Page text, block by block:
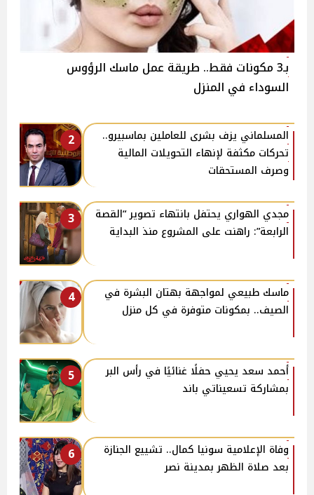
بـ3 مكونات فقط.. طريقة عمل ماسك الرؤوس
السوداء في المنزل
2
المسلماني يزف بشرى للعاملين بماسبيرو..
تحركات مكثفة لإنهاء التحويلات المالية
وصرف المستحقات
3
مجدي الهواري يحتفل بانتهاء تصوير “القصة
الرابعة”: راهنت على المشروع منذ البداية
4
ماسك طبيعي لمواجهة بهتان البشرة في
الصيف.. بمكونات متوفرة في كل منزل
5
أحمد سعد يحيي حفلًا غنائيًا في رأس البر
بمشاركة تسعيناتي باند
6
وفاة الإعلامية سونيا كمال.. تشييع الجنازة
بعد صلاة الظهر بمدينة نصر